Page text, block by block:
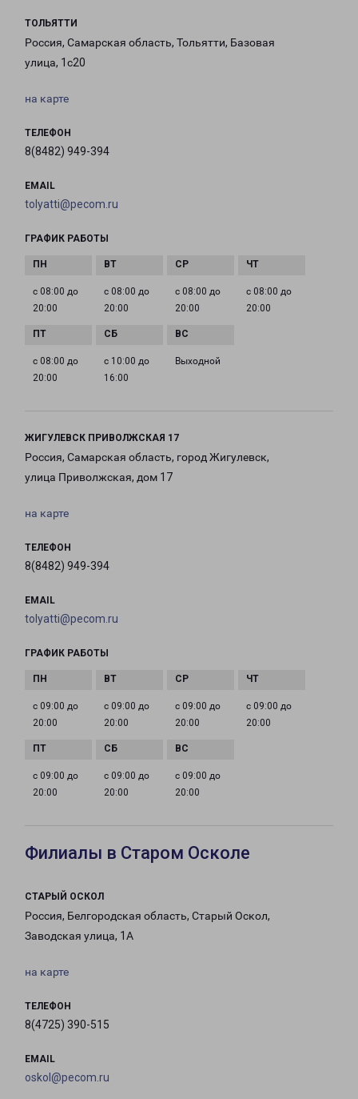
ТОЛЬЯТТИ
Россия, Самарская область, Тольятти, Базовая
улица, 1с20
на карте
ТЕЛЕФОН
8(8482) 949-394
EMAIL
tolyatti@pecom.ru
ГРАФИК РАБОТЫ
с 08:00 до
20:00
с 08:00 до
20:00
с 08:00 до
20:00
с 08:00 до
20:00
с 08:00 до
20:00
с 10:00 до
16:00
Выходной
ЖИГУЛЕВСК ПРИВОЛЖСКАЯ 17
Россия, Самарская область, город Жигулевск,
улица Приволжская, дом 17
на карте
ТЕЛЕФОН
8(8482) 949-394
EMAIL
tolyatti@pecom.ru
ГРАФИК РАБОТЫ
с 09:00 до
20:00
с 09:00 до
20:00
с 09:00 до
20:00
с 09:00 до
20:00
с 09:00 до
20:00
с 09:00 до
20:00
с 09:00 до
20:00
Филиалы в Старом Осколе
СТАРЫЙ ОСКОЛ
Россия, Белгородская область, Старый Оскол,
Заводская улица, 1А
на карте
ТЕЛЕФОН
8(4725) 390-515
EMAIL
oskol@pecom.ru